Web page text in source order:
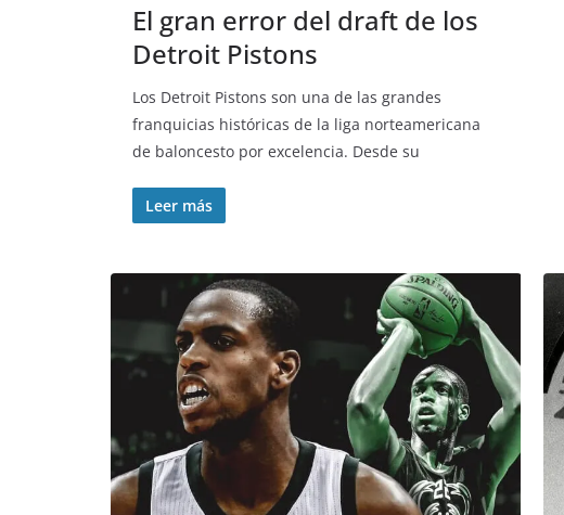
El gran error del draft de los
Detroit Pistons
Los Detroit Pistons son una de las grandes
franquicias históricas de la liga norteamericana
de baloncesto por excelencia. Desde su
Leer más